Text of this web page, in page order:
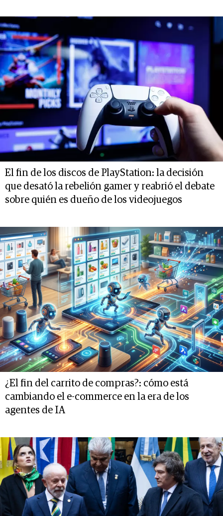
El fin de los discos de PlayStation: la decisión
que desató la rebelión gamer y reabrió el debate
sobre quién es dueño de los videojuegos
¿El fin del carrito de compras?: cómo está
cambiando el e-commerce en la era de los
agentes de IA